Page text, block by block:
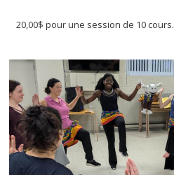
20,00$ pour une session de 10 cours.